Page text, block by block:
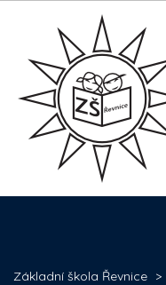
Základní škola Řevnice >